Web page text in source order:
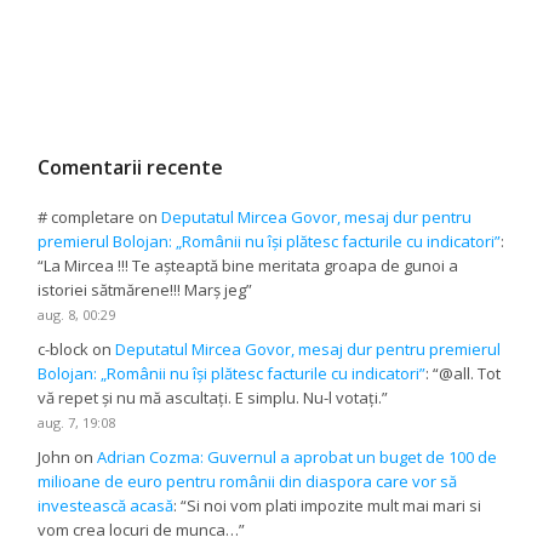
Comentarii recente
# completare onDeputatul Mircea Govor, mesaj dur pentru
premierul Bolojan: „Românii nu își plătesc facturile cu indicatori”:
“La Mircea !!! Te așteaptă bine meritata groapa de gunoi a
istoriei sătmărene!!! Marș jeg”
aug. 8, 00:29
c-block onDeputatul Mircea Govor, mesaj dur pentru premierul
Bolojan: „Românii nu își plătesc facturile cu indicatori”: “@all. Tot
vă repet și nu mă ascultați. E simplu. Nu-l votați.”
aug. 7, 19:08
John onAdrian Cozma: Guvernul a aprobat un buget de 100 de
milioane de euro pentru românii din diaspora care vor să
investească acasă: “Si noi vom plati impozite mult mai mari si
vom crea locuri de munca…”